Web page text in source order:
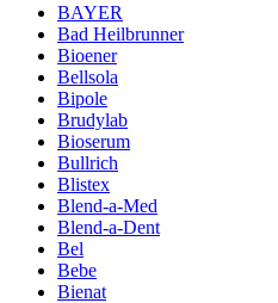
BAYER
Bad Heilbrunner
Bioener
Bellsola
Bipole
Brudylab
Bioserum
Bullrich
Blistex
Blend-a-Med
Blend-a-Dent
Bel
Bebe
Bienat